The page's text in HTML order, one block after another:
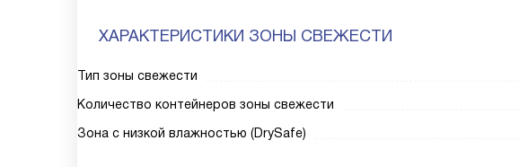
ХАРАКТЕРИСТИКИ ЗОНЫ СВЕЖЕСТИ
Тип зоны свежести
Количество контейнеров зоны свежести
Зона с низкой влажностью (DrySafe)